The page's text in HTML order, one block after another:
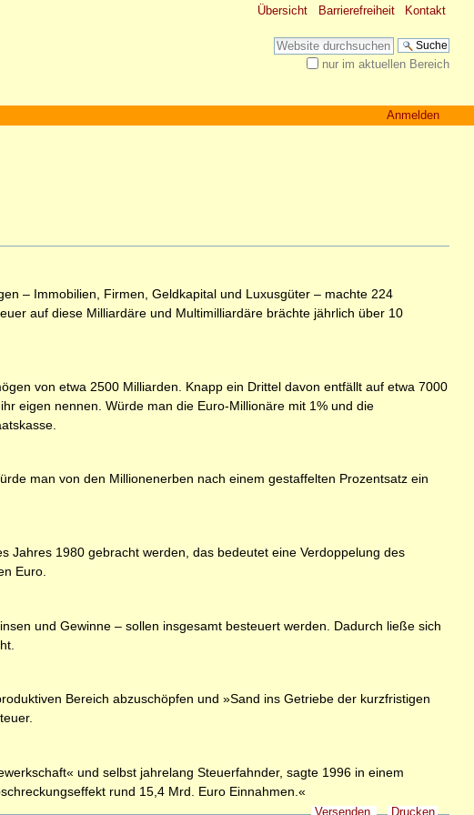
Übersicht Barrierefreiheit Kontakt
Website durchsuchen
nur im aktuellen Bereich
Anmelden
– Immobilien, Firmen, Geldkapital und Luxusgüter – machte 224
auf diese Milliardäre und Multimilliardäre brächte jährlich über 10
von etwa 2500 Milliarden. Knapp ein Drittel davon entfällt auf etwa 7000
eigen nennen. Würde man die Euro-Millionäre mit 1% und die
man von den Millionenerben nach einem gestaffelten Prozentsatz ein
Jahres 1980 gebracht werden, das bedeutet eine Verdoppelung des
Euro.
und Gewinne – sollen insgesamt besteuert werden. Dadurch ließe sich
Bereich abzuschöpfen und »Sand ins Getriebe der kurzfristigen
und selbst jahrelang Steuerfahnder, sagte 1996 in einem
rund 15,4 Mrd. Euro Einnahmen.«
Versenden Drucken